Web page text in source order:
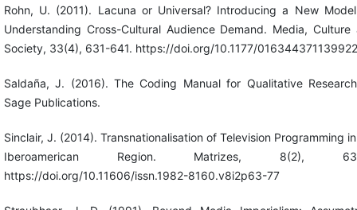
Rohn, U. (2011). Lacuna or Universal? Introducing a New
Understanding Cross-Cultural Audience Demand. Media, Culture
Society, 33(4), 631-641. https://doi.org/10.1177/
Saldaña, J. (2016). The Coding Manual for Qualitative
Sage Publications.
Sinclair, J. (2014). Transnationalisation of Television Programming
Iberoamerican Region. Matrizes, 8(2), 63-
https://doi.org/10.11606/issn.1982-8160.v8i2p63-77